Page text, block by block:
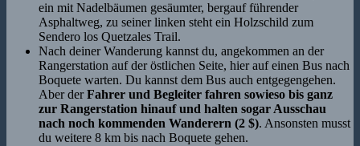
ein mit Nadelbäumen gesäumter, bergauf führender
Asphaltweg, zu seiner linken steht ein Holzschild zum
Sendero los Quetzales Trail.
Nach deiner Wanderung kannst du, angekommen an der
Rangerstation auf der östlichen Seite, hier auf einen Bus nach
Boquete warten. Du kannst dem Bus auch entgegengehen.
Aber derFahrer und Begleiter fahren sowieso bis ganz
zur Rangerstation hinauf und halten sogar Ausschau
nach noch kommenden Wanderern (2 $). Ansonsten musst
du weitere 8 km bis nach Boquete gehen.